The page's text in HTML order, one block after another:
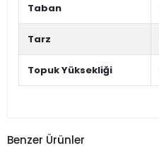
Taban
Tarz
Topuk Yüksekliği
Benzer Ürünler